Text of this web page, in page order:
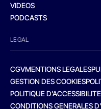
VIDEOS
PODCASTS
LEGAL
CGVMENTIONS LEGALES
GESTION DES COOKIES
POLITIQUE D’ACCESSIBILITE
CONDITIONS GENERALES